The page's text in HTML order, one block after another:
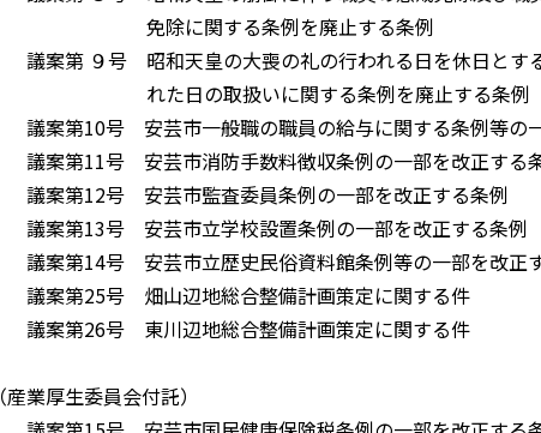
免除に関する条例を廃止する条例
議案第 ９号 昭和天皇の大喪の礼の行われる日を休日とす
れた日の取扱いに関する条例を廃止する条例
議案第10号 安芸市一般職の職員の給与に関する条例等の
議案第11号 安芸市消防手数料徴収条例の一部を改正する
議案第12号 安芸市監査委員条例の一部を改正する条例
議案第13号 安芸市立学校設置条例の一部を改正する条例
議案第14号 安芸市立歴史民俗資料館条例等の一部を改正
議案第25号 畑山辺地総合整備計画策定に関する件
議案第26号 東川辺地総合整備計画策定に関する件
（産業厚生委員会付託）